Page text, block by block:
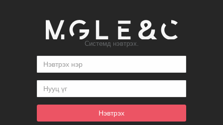
Системд нэвтрэх.
Нэвтрэх